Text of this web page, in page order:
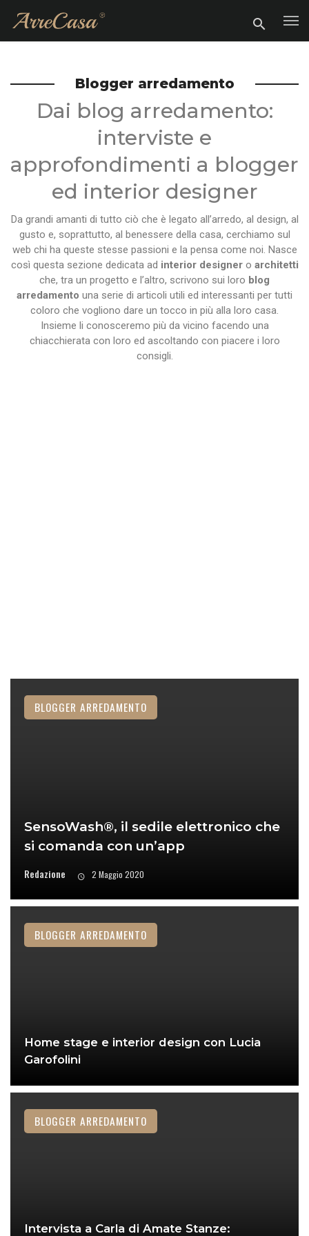
Blogger arredamento
Dai blog arredamento:
interviste e
approfondimenti a blogger
ed interior designer
Da grandi amanti di tutto ciò che è legato all’arredo, al design, al
gusto e, soprattutto, al benessere della casa, cerchiamo sul
web chi ha queste stesse passioni e la pensa come noi. Nasce
così questa sezione dedicata ad interior designero architetti
che, tra un progetto e l’altro, scrivono sui loro blog
arredamento una serie di articoli utili ed interessanti per tutti
coloro che vogliono dare un tocco in più alla loro casa.
Insieme li conosceremo più da vicino facendo una
chiacchierata con loro ed ascoltando con piacere i loro
consigli.
SensoWash®, il sedile elettronico che
si comanda con un’app
Redazione 2 Maggio 2020
BLOGGER ARREDAMENTO
Home stage e interior design con Lucia
Garofolini
BLOGGER ARREDAMENTO
Intervista a Carla di Amate Stanze:
BLOGGER ARREDAMENTO